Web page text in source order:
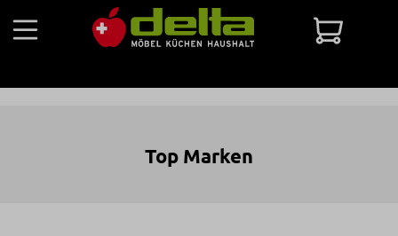
Zum Hauptinhalt springen
Top Marken